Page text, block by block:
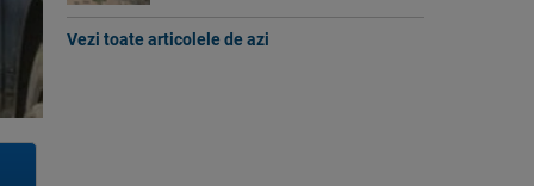
Vezi toate articolele de azi